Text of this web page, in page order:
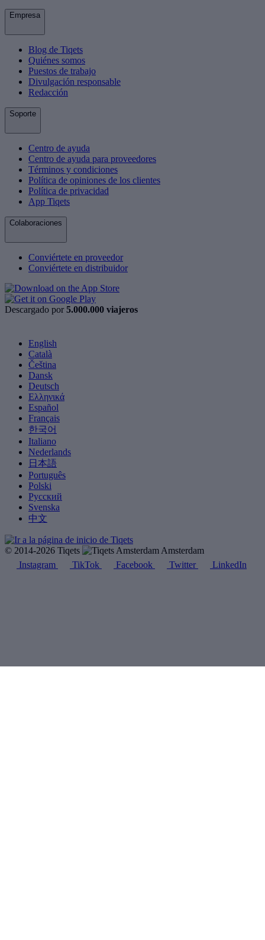
Empresa
Blog de Tiqets
Quiénes somos
Puestos de trabajo
Divulgación responsable
Redacción
Soporte
Centro de ayuda
Centro de ayuda para proveedores
Términos y condiciones
Política de opiniones de los clientes
Política de privacidad
App Tiqets
Colaboraciones
Conviértete en proveedor
Conviértete en distribuidor
Descargado por 5.000.000 viajeros
English
Català
Čeština
Dansk
Deutsch
Ελληνικά
Español
Français
한국어
Italiano
Nederlands
日本語
Português
Polski
Русский
Svenska
中文
© 2014-2026 Tiqets
Amsterdam
Instagram
TikTok Facebook Twitter LinkedIn